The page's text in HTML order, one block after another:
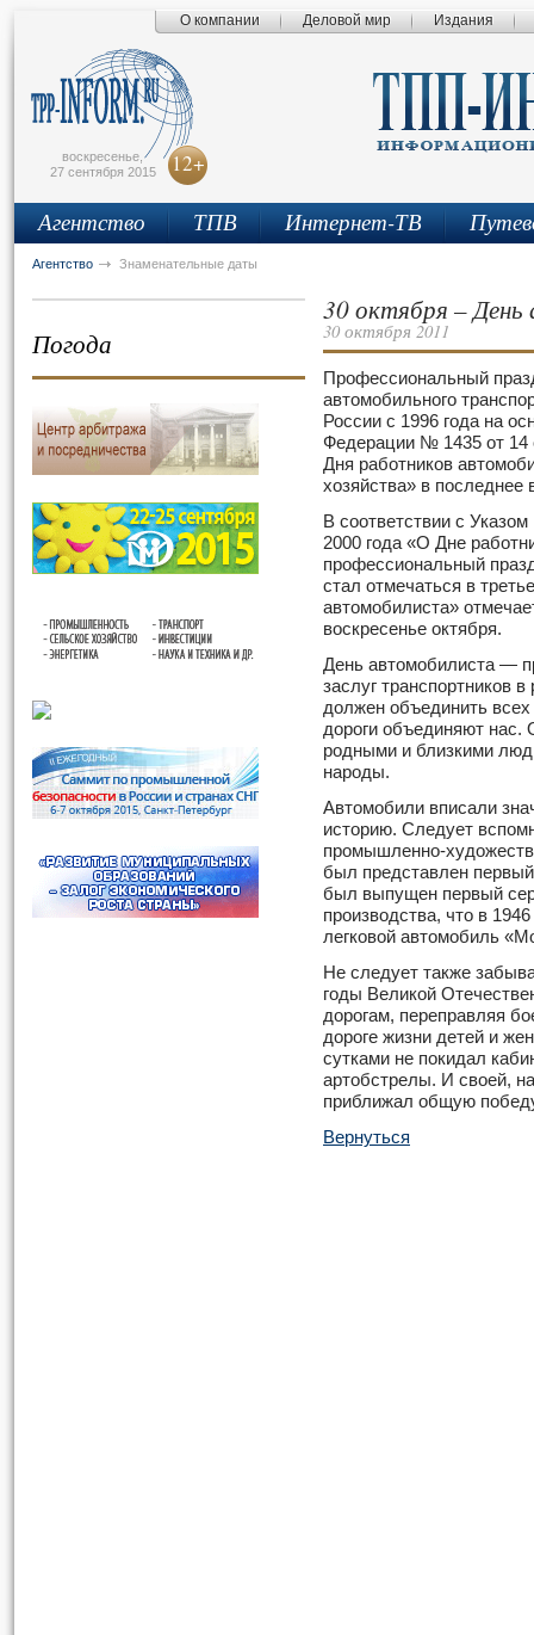
О компании Деловой мир Издания
воскресенье,
27 сентября 2015
12+
Агентство ТПВ Интернет-ТВ
Агентство Знаменательные даты
Погода
30 октября –
30 октября 2011
Профессиональный
автомобильного
России с 1996 года на
Федерации № 1435 от 14
Дня работников
хозяйства» в последнее
В соответствии с
2000 года «О Дне
профессиональный
стал отмечаться в
автомобилиста»
воскресенье октября.
День автомобилиста —
заслуг транспортников
должен объединить
дороги объединяют
родными и близкими
народы.
Автомобили вписали
историю. Следует
промышленно-
был представлен
был выпущен первый
производства, что в
легковой автомобиль
Не следует также
годы Великой
дорогам, переправляя
дороге жизни детей и
сутками не покидал
артобстрелы. И своей,
приближал общую
Вернуться